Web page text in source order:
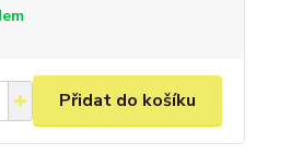
Přidat do košíku